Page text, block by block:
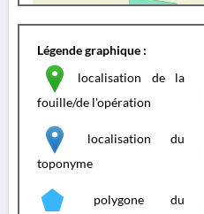
Légende graphique :
localisation de la
fouille/de l'opération
localisation du
toponyme
polygone du